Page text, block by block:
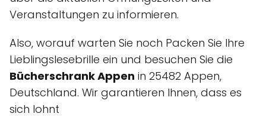
Veranstaltungen zu informieren.
Also, worauf warten Sie noch Packen Sie Ihre
Lieblingslesebrille ein und besuchen Sie die
Bücherschrank Appen in 25482 Appen,
Deutschland. Wir garantieren Ihnen, dass es
sich lohnt